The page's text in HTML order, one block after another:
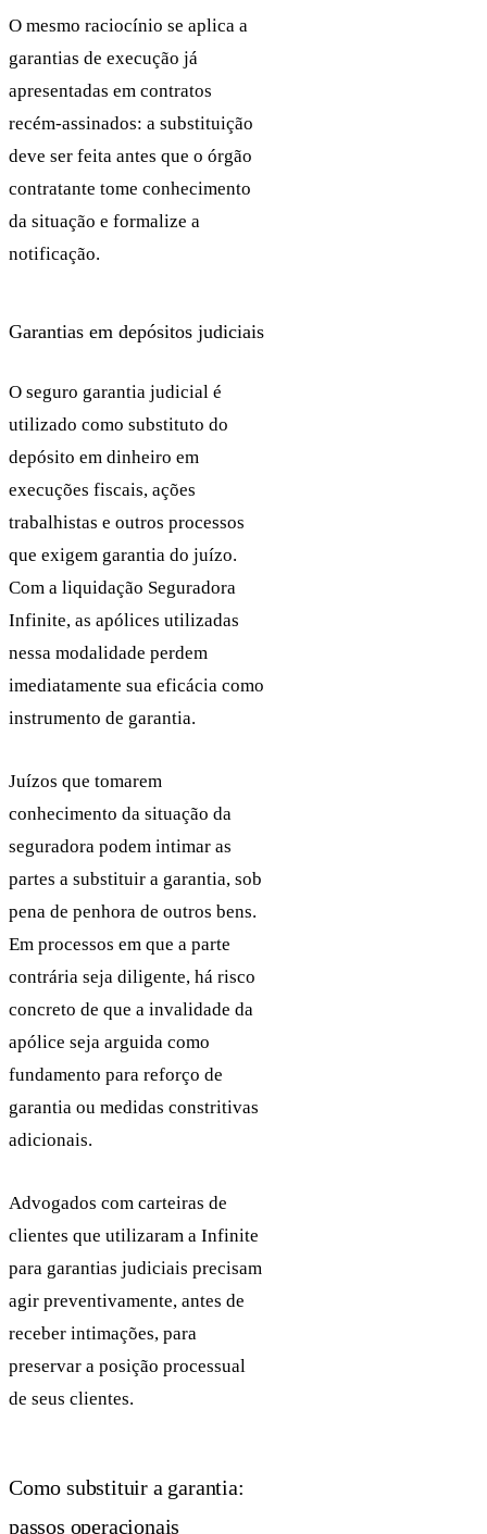
O mesmo raciocínio se aplica a
garantias de execução já
apresentadas em contratos
recém-assinados: a substituição
deve ser feita antes que o órgão
contratante tome conhecimento
da situação e formalize a
notificação.
Garantias em depósitos judiciais
O seguro garantia judicial é
utilizado como substituto do
depósito em dinheiro em
execuções fiscais, ações
trabalhistas e outros processos
que exigem garantia do juízo.
Com a liquidação Seguradora
Infinite, as apólices utilizadas
nessa modalidade perdem
imediatamente sua eficácia como
instrumento de garantia.
Juízos que tomarem
conhecimento da situação da
seguradora podem intimar as
partes a substituir a garantia, sob
pena de penhora de outros bens.
Em processos em que a parte
contrária seja diligente, há risco
concreto de que a invalidade da
apólice seja arguida como
fundamento para reforço de
garantia ou medidas constritivas
adicionais.
Advogados com carteiras de
clientes que utilizaram a Infinite
para garantias judiciais precisam
agir preventivamente, antes de
receber intimações, para
preservar a posição processual
de seus clientes.
Como substituir a garantia:
passos operacionais